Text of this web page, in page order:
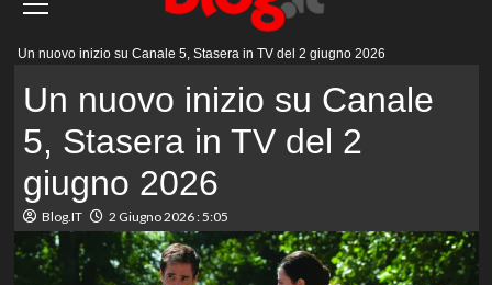
Un nuovo inizio su Canale 5, Stasera in TV del 2 giugno 2026
Un nuovo inizio su Canale
5, Stasera in TV del 2
giugno 2026
Blog.IT 2 Giugno 2026 : 5:05